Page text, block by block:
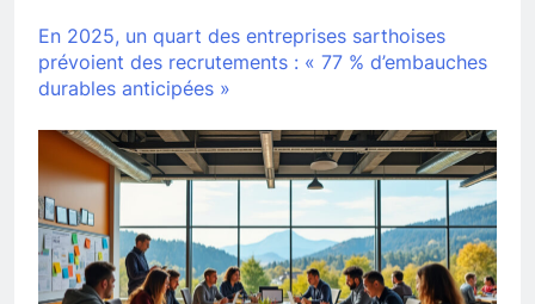
En 2025, un quart des entreprises sarthoises
prévoient des recrutements : « 77 % d’embauches
durables anticipées »